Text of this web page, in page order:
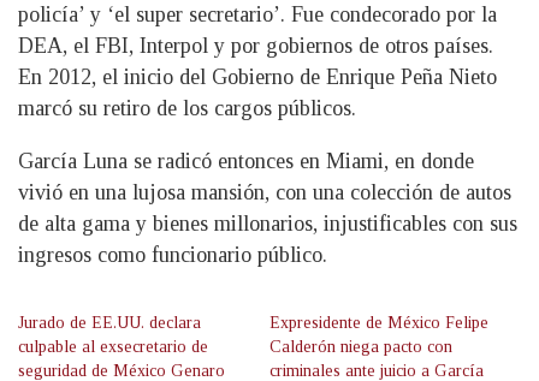
policía’ y ‘el super secretario’. Fue condecorado por la
DEA, el FBI, Interpol y por gobiernos de otros países.
En 2012, el inicio del Gobierno de Enrique Peña Nieto
marcó su retiro de los cargos públicos.
García Luna se radicó entonces en Miami, en donde
vivió en una lujosa mansión, con una colección de autos
de alta gama y bienes millonarios, injustificables con sus
ingresos como funcionario público.
Jurado de EE.UU. declara
culpable al exsecretario de
seguridad de México Genaro
Expresidente de México Felipe
Calderón niega pacto con
criminales ante juicio a García